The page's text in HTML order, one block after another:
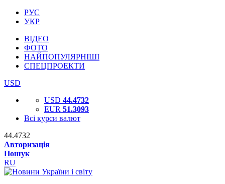
РУС
УКР
ВІДЕО
ФОТО
НАЙПОПУЛЯРНІШІ
СПЕЦПРОЕКТИ
USD
USD 44.4732
EUR 51.3093
Всі курси валют
44.4732
Авторизація
Пошук
RU